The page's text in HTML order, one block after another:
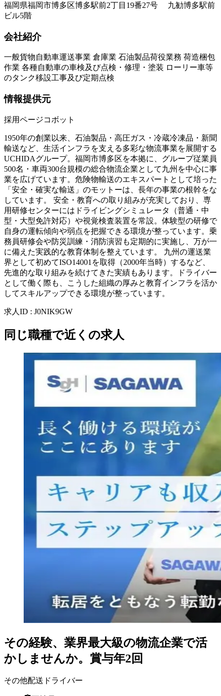
福岡県福岡市博多区博多駅前2丁目19番27号 九勧博多駅前
ビル5階
会社紹介
一般貨物自動車運送事業 倉庫業 石油製品荷役業務 荷造梱包
作業 各種自動車の車検及び点検・修理・塗装 ローリー車等
のタンク移設工事及び定期点検
情報提供元
採用ページコボット
1950年の創業以来、石油製品・高圧ガス・冷蔵冷凍品・新聞
輸送など、生活インフラを支える多彩な物流事業を展開する
UCHIDAグループ。福岡市博多区を本拠に、グループ従業員
500名・車両300台規模の総合物流企業として九州を中心に事
業を広げています。危険物輸送のエキスパートとして培った
「安全・確実な輸送」のモットーは、長年の事業の根幹をな
しています。 安全・教育への取り組みが充実しており、専
用研修センターにはドライビングシミュレータ（普通・中
型・大型免許対応）や視覚検査装置を常設。体験型の研修で
自身の運転傾向や弱点を把握できる環境が整っています。乗
務員研修会や防災訓練・消防演習も定期的に実施し、万が一
に備えた実践的な教育体制を整えています。 九州の運送業
界として初めてISO14001を取得（2000年当時）するなど、
先進的な取り組みを続けてきた実績もあります。ドライバー
として働く際も、こうした組織の厚みと教育インフラを活か
してスキルアップできる環境が整っています。
求人ID : J0NIK9GW
同じ職種で近くの求人
その経験、業界最大級の物流企業で活
かしませんか。賞与年2回
その他配送ドライバー